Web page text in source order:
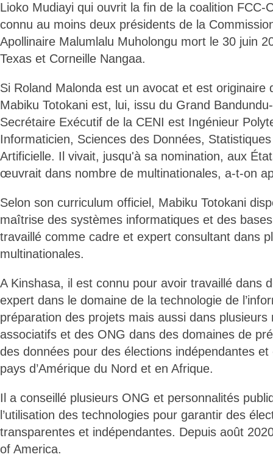
Lioko Mudiayi qui ouvrit la fin de la coalition FCC-
connu au moins deux présidents de la
Apollinaire Malumlalu Muholongu mort le 30 juin
Texas et Corneille Nangaa.
Si Roland Malonda est un avocat et est originaire
Mabiku Totokani est, lui, issu du Grand
Secrétaire Exécutif de la CENI est Ingénieur
Informaticien, Sciences des Données,
Artificielle. Il vivait, jusqu'à sa nomination, aux
œuvrait dans nombre de multinationales, a-t-on
Selon son curriculum officiel, Mabiku Totokani
maîtrise des systèmes informatiques et des
travaillé comme cadre et expert consultant dans
multinationales.
A Kinshasa, il est connu pour avoir travaillé dans
expert dans le domaine de la technologie de
préparation des projets mais aussi dans plusieurs
associatifs et des ONG dans des domaines de
des données pour des élections indépendantes
pays d’Amérique du Nord et en Afrique.
Il a conseillé plusieurs ONG et personnalités
l’utilisation des technologies pour garantir des
transparentes et indépendantes. Depuis août
of America.